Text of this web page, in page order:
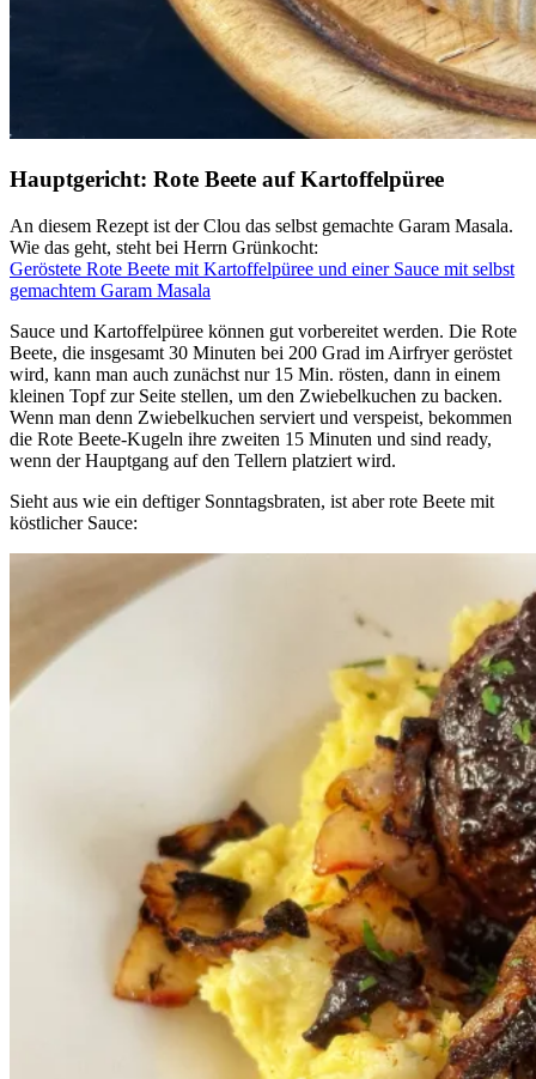
Hauptgericht: Rote Beete auf Kartoffelpüree
An diesem Rezept ist der Clou das selbst gemachte Garam Masala.
Wie das geht, steht bei Herrn Grünkocht:
Geröstete Rote Beete mit Kartoffelpüree und einer Sauce mit selbst
gemachtem Garam Masala
Sauce und Kartoffelpüree können gut vorbereitet werden. Die Rote
Beete, die insgesamt 30 Minuten bei 200 Grad im Airfryer geröstet
wird, kann man auch zunächst nur 15 Min. rösten, dann in einem
kleinen Topf zur Seite stellen, um den Zwiebelkuchen zu backen.
Wenn man denn Zwiebelkuchen serviert und verspeist, bekommen
die Rote Beete-Kugeln ihre zweiten 15 Minuten und sind ready,
wenn der Hauptgang auf den Tellern platziert wird.
Sieht aus wie ein deftiger Sonntagsbraten, ist aber rote Beete mit
köstlicher Sauce: